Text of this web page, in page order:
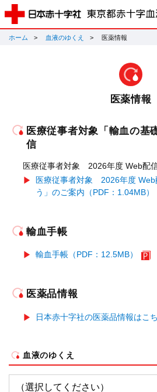
ホーム 血液のゆくえ 医薬情報
医薬情報
医療従事者対象「輸血の基
信
医療従事者対象 2026年度 Web配
医療従事者対象 2026年度 Web
う」のご案内（PDF：1.04MB）
輸血手帳
輸血手帳（PDF：12.5MB）
医薬品情報
日本赤十字社の医薬品情報はこ
血液のゆくえ